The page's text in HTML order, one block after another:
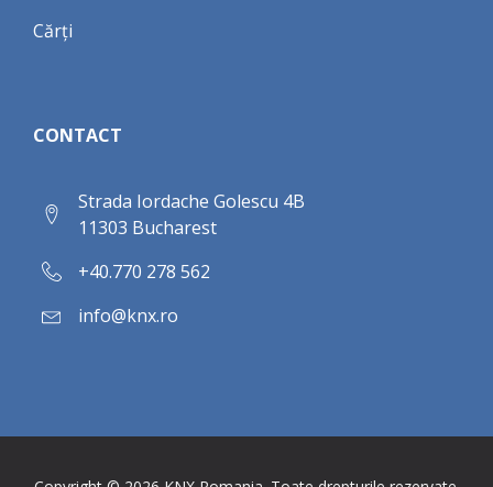
Cărți
CONTACT
Strada Iordache Golescu 4B
11303 Bucharest
+40.770 278 562
info@knx.ro